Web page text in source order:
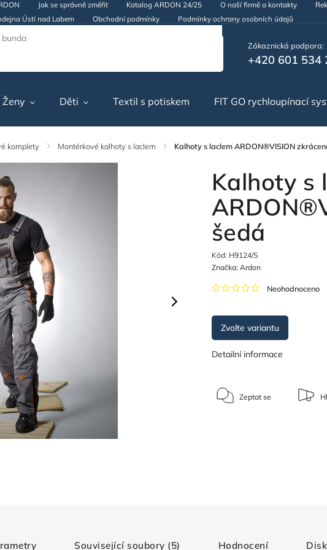
Jak se správně změřit Katalog ARDON 24/25 O naší firmě a kontakty
Ústí nad Labem
Obchodní podmínky Podmínky ochrany osobních údajů
Zákaznická podpora:
+420 601 534
Ženy Děti Textil s potiskem FIT GO rychloupínací
komplety / Montérkové kalhoty s laclem / Kalhoty s laclem ARDON®VISION
Kalhoty s
šedá
Kód: H9124/S
Neohodnoceno
Značka: Ardon
Zvolte variantu
Detailní informace
Zeptat se
Související soubory (5) Hodnocení